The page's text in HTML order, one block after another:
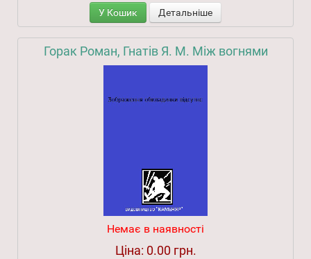
У Кошик Детальніше
Горак Роман, Гнатів Я. М. Між вогнями
Немає в наявності
Ціна: 0.00 грн.